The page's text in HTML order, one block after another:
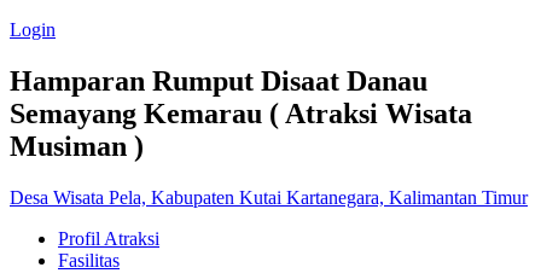
Login
Hamparan Rumput Disaat Danau
Semayang Kemarau ( Atraksi Wisata
Musiman )
Desa Wisata Pela, Kabupaten Kutai Kartanegara, Kalimantan Timur
Profil Atraksi
Fasilitas